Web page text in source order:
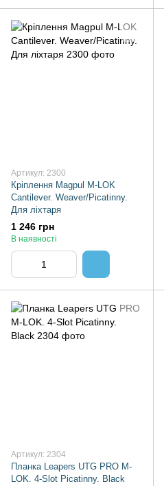
Артикул: 2300
Кріплення Magpul M-LOK
Cantilever. Weaver/Picatinny.
Для ліхтаря
1 246 грн
В наявності
Артикул: 2304
Планка Leapers UTG PRO M-
LOK. 4-Slot Picatinny. Black